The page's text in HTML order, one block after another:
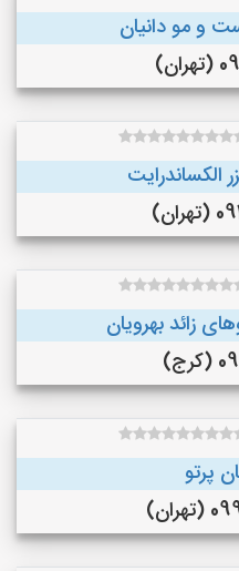
و مو دانیان
الکساندرایت
زائد بهرویان
پرتو